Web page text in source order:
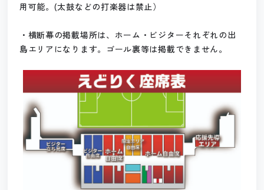
用可能。(太鼓などの打楽器は禁止）
・横断幕の掲載場所は、ホーム・ビジターそれぞれの出
島エリアになります。ゴール裏等は掲載できません。